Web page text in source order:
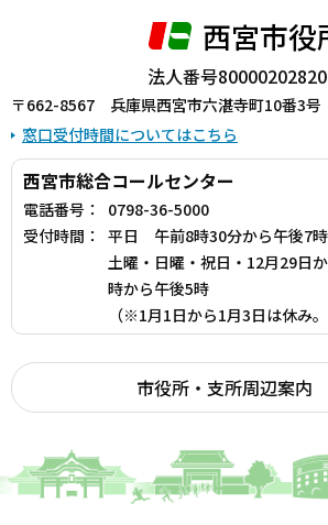
西宮市役
法人番号
〒662-8567 兵庫県西宮市六湛寺町10番3号
窓口受付時間についてはこちら
西宮市総合コールセンター
電話番号：
0798-36-5000
受付時間：
平日 午前8時30分から午後7時
土曜・日曜・祝日・12月29日
時から午後5時
（※1月1日から1月3日は休み。
市役所・支所周辺案内